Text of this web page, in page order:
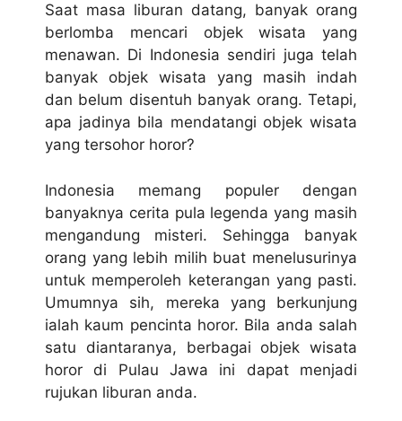
Saat masa liburan datang, banyak orang
berlomba mencari objek wisata yang
menawan. Di Indonesia sendiri juga telah
banyak objek wisata yang masih indah
dan belum disentuh banyak orang. Tetapi,
apa jadinya bila mendatangi objek wisata
yang tersohor horor?
Indonesia memang populer dengan
banyaknya cerita pula legenda yang masih
mengandung misteri. Sehingga banyak
orang yang lebih milih buat menelusurinya
untuk memperoleh keterangan yang pasti.
Umumnya sih, mereka yang berkunjung
ialah kaum pencinta horor. Bila anda salah
satu diantaranya, berbagai objek wisata
horor di Pulau Jawa ini dapat menjadi
rujukan liburan anda.